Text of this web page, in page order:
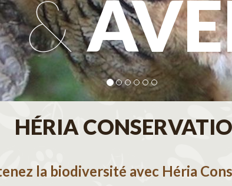
&
HÉRIA
la biodiversité avec Héria